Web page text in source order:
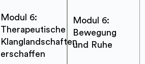
Modul 6:
Therapeutische
Klanglandschaften
erschaffen
Modul 6:
Bewegung
und Ruhe